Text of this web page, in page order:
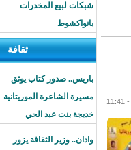
شبكات لبيع المخدرات
بانواكشوط
ثقافة
باريس.. صدور كتاب يوثق
مسيرة الشاعرة الموريتانية
خديجة بنت عبد الحي
وادان.. وزير الثقافة يزور